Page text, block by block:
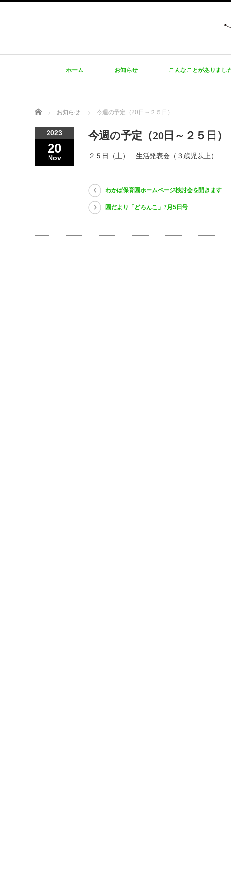
ホーム お知らせ こんなことがありまし
Home お知らせ 今週の予定（20日～２５日）
2023
20
Nov
今週の予定（20日～２５日）
２５日（土） 生活発表会（３歳児以上）
わかば保育園ホームページ検討会を開きます
園だより「どろんこ」7月5日号